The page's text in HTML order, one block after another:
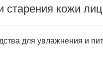
старения кожи
для увлажнения и